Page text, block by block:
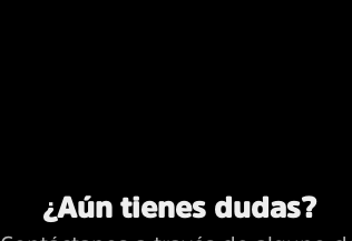
¿Aún tienes dudas?